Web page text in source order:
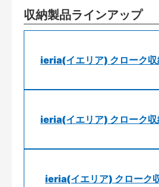
収納製品ラインアップ
ieria(イエリア) クローク収
ieria(イエリア) クローク収
ieria(イエリア) クローク